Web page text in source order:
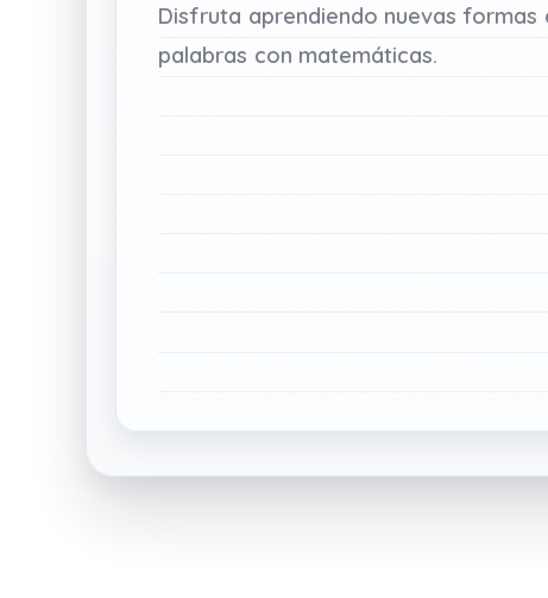
Disfruta aprendiendo nuevas formas
palabras con matemáticas.